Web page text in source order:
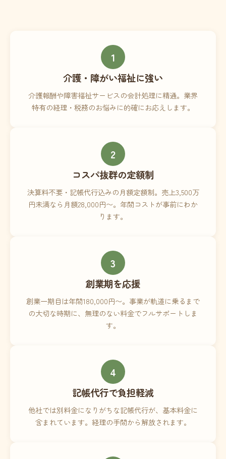
1
介護・障がい福祉に強い
介護報酬や障害福祉サービスの会計処理に精通。業界
特有の経理・税務のお悩みに的確にお応えします。
2
コスパ抜群の定額制
決算料不要・記帳代行込みの月額定額制。売上3,500万
円未満なら月額28,000円〜。年間コストが事前にわか
ります。
3
創業期を応援
創業一期目は年間180,000円〜。事業が軌道に乗るまで
の大切な時期に、無理のない料金でフルサポートしま
す。
4
記帳代行で負担軽減
他社では別料金になりがちな記帳代行が、基本料金に
含まれています。経理の手間から解放されます。